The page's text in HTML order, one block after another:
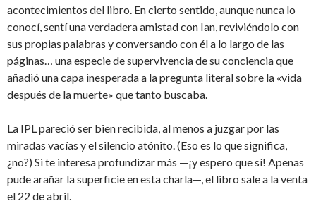
acontecimientos del libro. En cierto sentido, aunque nunca lo
conocí, sentí una verdadera amistad con Ian, reviviéndolo con
sus propias palabras y conversando con él a lo largo de las
páginas… una especie de supervivencia de su conciencia que
añadió una capa inesperada a la pregunta literal sobre la «vida
después de la muerte» que tanto buscaba.
La IPL pareció ser bien recibida, al menos a juzgar por las
miradas vacías y el silencio atónito. (Eso es lo que significa,
¿no?) Si te interesa profundizar más —¡y espero que sí! Apenas
pude arañar la superficie en esta charla—, el libro sale a la venta
el 22 de abril.